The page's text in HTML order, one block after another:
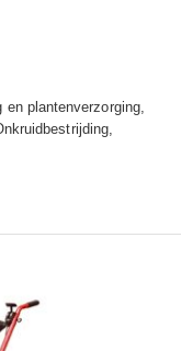
en plantenverzorging,